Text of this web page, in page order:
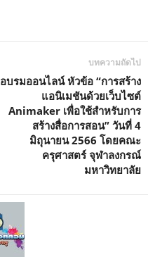
บทความถัดไป
อบรมออนไลน์ หัวข้อ “การสร้าง
แอนิเมชันด้วยเว็บไซต์
Animaker เพื่อใช้สำหรับการ
สร้างสื่อการสอน” วันที่ 4
มิถุนายน 2566 โดยคณะ
ครุศาสตร์ จุฬาลงกรณ์
มหาวิทยาลัย